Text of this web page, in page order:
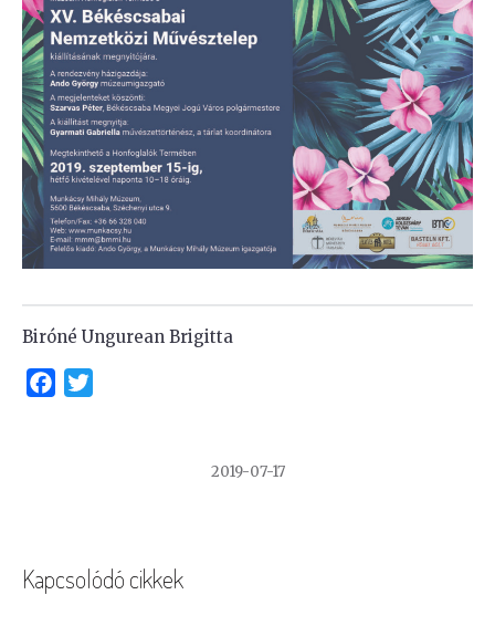
Biróné Ungurean Brigitta
Facebook
2019-07-17
Kapcsolódó cikkek